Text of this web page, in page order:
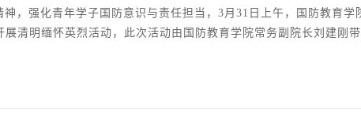
，强化青年学子国防意识与责任担当，3月31日上午，国防教育学
清明缅怀英烈活动，此次活动由国防教育学院常务副院长刘建刚带